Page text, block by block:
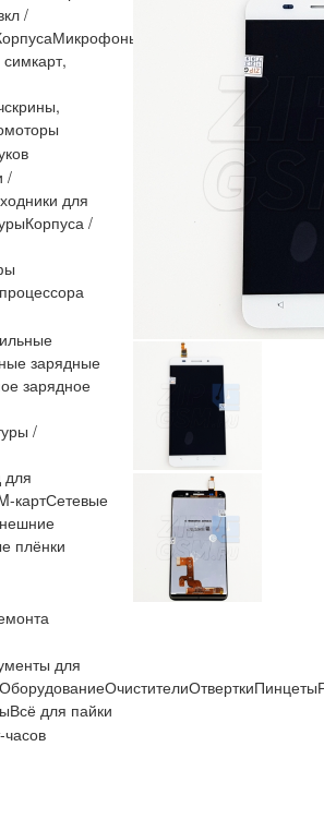
/
Микрофоны
/
для
Корпуса /
зарядные
зарядное
/
картСетевые
плёнки
для
ОборудованиеОчистителиОтверткиПинцеты
Всё для пайки